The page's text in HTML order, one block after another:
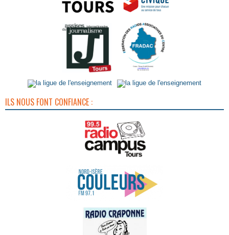
ILS NOUS FONT CONFIANCE :